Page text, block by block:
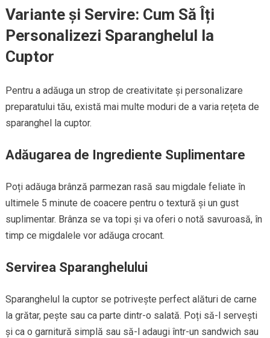
Variante și Servire: Cum Să Îți
Personalizezi Sparanghelul la
Cuptor
Pentru a adăuga un strop de creativitate și personalizare
preparatului tău, există mai multe moduri de a varia rețeta de
sparanghel la cuptor.
Adăugarea de Ingrediente Suplimentare
Poți adăuga brânză parmezan rasă sau migdale feliate în
ultimele 5 minute de coacere pentru o textură și un gust
suplimentar. Brânza se va topi și va oferi o notă savuroasă, în
timp ce migdalele vor adăuga crocant.
Servirea Sparanghelului
Sparanghelul la cuptor se potrivește perfect alături de carne
la grătar, pește sau ca parte dintr-o salată. Poți să-l servești
și ca o garnitură simplă sau să-l adaugi într-un sandwich sau